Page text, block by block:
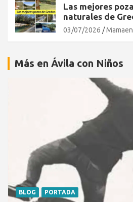
Las mejores
naturales de
03/07/2026
Más en Ávila con Niños
BLOG PORTADA